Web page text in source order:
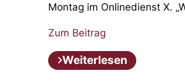
Montag im Onlinedienst X.
Zum Beitrag
Weiterlesen